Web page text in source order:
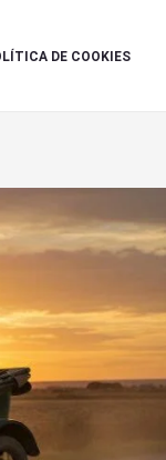
DE COOKIES